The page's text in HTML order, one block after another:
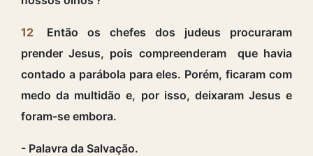
12
Então os chefes dos judeus procuraram
prender Jesus, pois compreenderam que havia
contado a parábola para eles. Porém, ficaram com
medo da multidão e, por isso, deixaram Jesus e
foram-se embora.
- Palavra da Salvação.